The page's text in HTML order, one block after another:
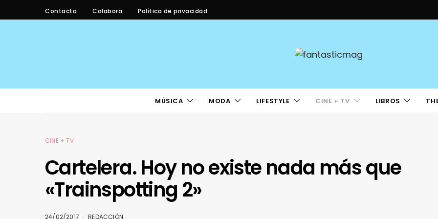
Contacta Colabora Política de privacidad
MÚSICA MODA LIFESTYLE CINE + TV LIBROS
CINE + TV
Cartelera. Hoy no existe nada más que
«Trainspotting 2»
24/02/2017 REDACCIÓN